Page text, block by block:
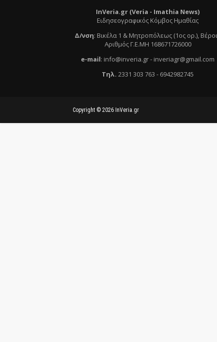
InVeria.gr (Veria - Ιmathia News)
Ειδησεογραφικός Κόμβος Ημαθίας
Δ/νση: Βικέλα 1 & Μητροπόλεως (1ος ορ.),
Αριθμός Γ.Ε.ΜΗ 168671726000
e-mail: info@inveria.gr- inveriagr@gmail.com
Τηλ. 2331 303 763 - 6942982745
Copyright © 2026 InVeria.gr